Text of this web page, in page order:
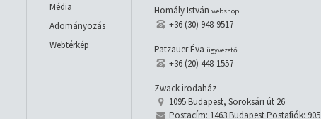
Média
Adományozás
Webtérkép
Homály István webshop
+36 (30) 948-9517
Patzauer Éva ügyvezető
+36 (20) 448-1557
Zwack irodaház
1095 Budapest, Soroksári út 26
Postacím: 1463 Budapest Postafiók: 905